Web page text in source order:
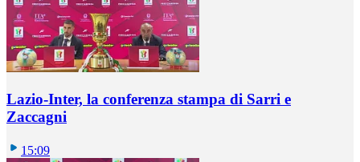
Lazio-Inter, la conferenza stampa di Sarri e
Zaccagni
15:09